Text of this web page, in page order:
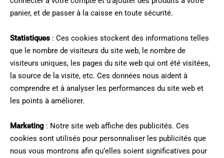
panier, et de passer à la caisse en toute sécurité.
Statistiques : Ces cookies stockent des informations telles
que le nombre de visiteurs du site web, le nombre de
visiteurs uniques, les pages du site web qui ont été visitées,
la source de la visite, etc. Ces données nous aident à
comprendre et à analyser les performances du site web et
les points à améliorer.
Marketing : Notre site web affiche des publicités. Ces
cookies sont utilisés pour personnaliser les publicités que
nous vous montrons afin qu’elles soient significatives pour